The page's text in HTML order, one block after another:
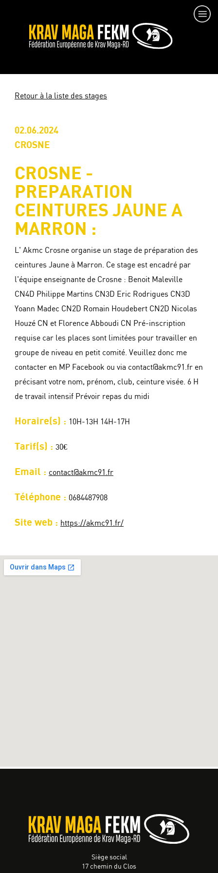
Retour à la liste des stages
02.06.2024
CROSNE
CROSNE -
PREPARATION
CEINTURES JAUNE A
MARRON :
L' Akmc Crosne organise un stage de préparation des
ceintures Jaune à Marron. Ce stage est encadré par
l'équipe enseignante de Crosne : Benoit Maleville
CN4D Philippe Martins CN3D Eric Rodrigues CN3D
Yoann Madec CN2D Romain Houdebert CN2D Nicolas
Houzé CN et Florence Abboudi CN Pré-inscription
requise car les places sont limitées pour travailler en
groupe de niveau en petit comité. Veuillez donc me
contacter en MP Facebook ou via contact@akmc91.fr en
précisant votre nom, prénom, club, ceinture visée. 6 H
de travail intensif Prévoir repas du midi
Horaire(s) : 10H-13H 14H-17H
Tarif(s) : 30€
Email : contact@akmc91.fr
Téléphone : 0684487908
Site web : https://akmc91.fr/
Siège social
17 chemin du Clos